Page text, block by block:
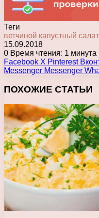
Теги
ветчиной капустный салат
15.09.2018
0 Время чтения: 1 минута
Facebook X Pinterest
Messenger Messenger
ПОХОЖИЕ СТАТЬИ